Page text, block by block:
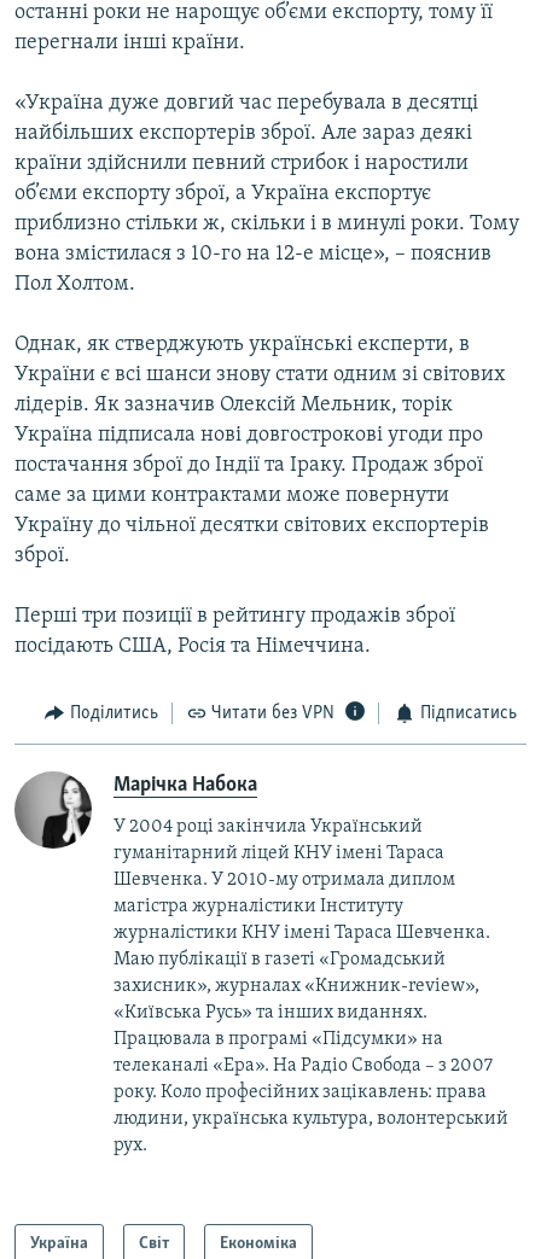
останні роки не нарощує об’єми експорту, тому її
перегнали інші країни.
«Україна дуже довгий час перебувала в десятці
найбільших експортерів зброї. Але зараз деякі
країни здійснили певний стрибок і наростили
об’єми експорту зброї, а Україна експортує
приблизно стільки ж, скільки і в минулі роки. Тому
вона змістилася з 10-го на 12-е місце», – пояснив
Пол Холтом.
Однак, як стверджують українські експерти, в
України є всі шанси знову стати одним зі світових
лідерів. Як зазначив Олексій Мельник, торік
Україна підписала нові довгострокові угоди про
постачання зброї до Індії та Іраку. Продаж зброї
саме за цими контрактами може повернути
Україну до чільної десятки світових експортерів
зброї.
Перші три позиції в рейтингу продажів зброї
посідають США, Росія та Німеччина.
Поділитись Читати без VPN Підписатись
Марічка Набока
У 2004 році закінчила Український
гуманітарний ліцей КНУ імені Тараса
Шевченка. У 2010-му отримала диплом
магістра журналістики Інституту
журналістики КНУ імені Тараса Шевченка.
Маю публікації в газеті «Громадський
захисник», журналах «Книжник-review»,
«Київська Русь» та інших виданнях.
Працювала в програмі «Підсумки» на
телеканалі «Ера». На Радіо Свобода – з 2007
року. Коло професійних зацікавлень: права
людини, українська культура, волонтерський
рух.
Україна Світ Економіка